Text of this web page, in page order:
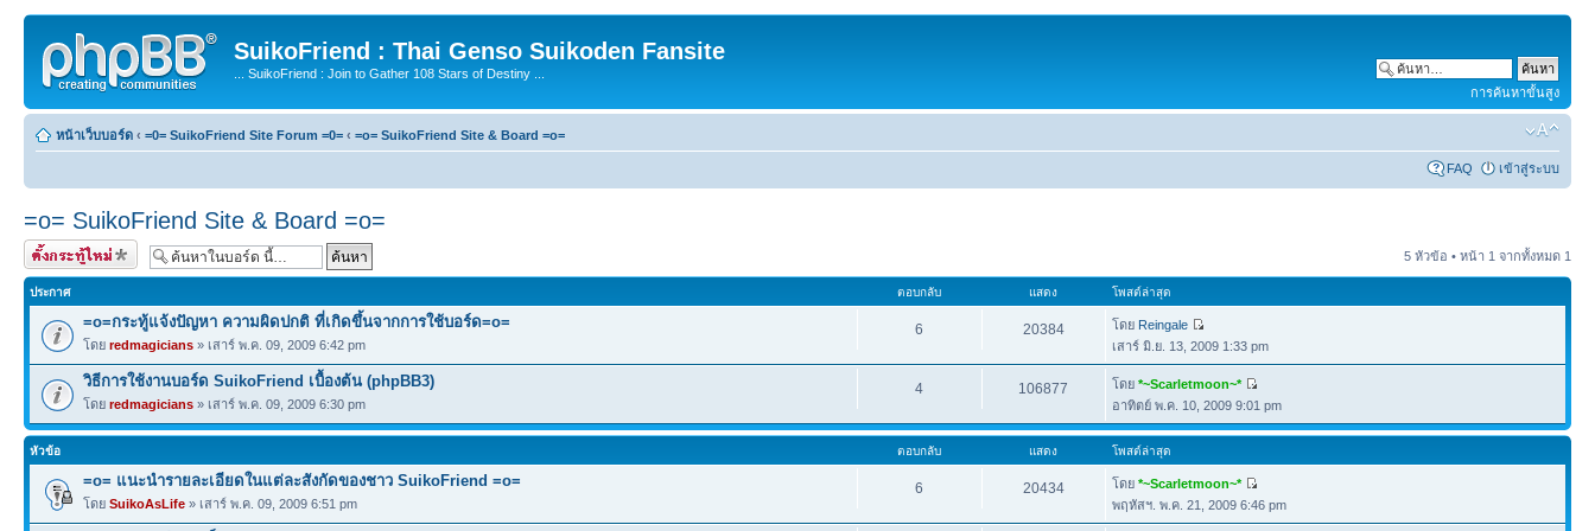
SuikoFriend : Thai Genso Suikoden Fansite
... SuikoFriend : Join to Gather 108 Stars of Destiny ...
การค้นหาขั้นสูง
หน้าเว็บบอร์ด ‹ =0= SuikoFriend Site Forum =0= ‹ =o= SuikoFriend Site & Board =o=
FAQ เข้าสู่ระบบ
=o= SuikoFriend Site & Board =o=
ตั้งกระทู้ใหม่ 5 หัวข้อ • หน้า 1 จากทั้งหมด 1
ประกาศ ตอบกลับ แสดง โพสต์ล่าสุด
=o=กระทู้แจ้งปัญหา ความผิดปกติ ที่เกิดขึ้นจากการใช้บอร์ด=o=
โดย redmagicians » เสาร์ พ.ค. 09, 2009 6:42 pm
6 20384 โดย Reingale
เสาร์ มิ.ย. 13, 2009 1:33 pm
วิธีการใช้งานบอร์ด SuikoFriend เบื้องต้น (phpBB3)
โดย redmagicians » เสาร์ พ.ค. 09, 2009 6:30 pm
4 106877 โดย*~Scarletmoon~*
อาทิตย์ พ.ค. 10, 2009 9:01 pm
หัวข้อ ตอบกลับ แสดง โพสต์ล่าสุด
=o= แนะนำรายละเอียดในแต่ละสังกัดของชาว SuikoFriend =o=
โดย SuikoAsLife » เสาร์ พ.ค. 09, 2009 6:51 pm
6 20434 โดย*~Scarletmoon~*
พฤหัสฯ. พ.ค. 21, 2009 6:46 pm